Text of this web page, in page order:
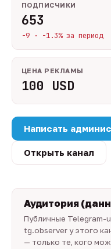
ПОДПИСЧИКИ
653
-9 · -1.3% за период
ЦЕНА РЕКЛАМЫ
100 USD
Написать
Открыть канал
Аудитория
Публичные Telegram-
tg.observer у этого
— только те, кого